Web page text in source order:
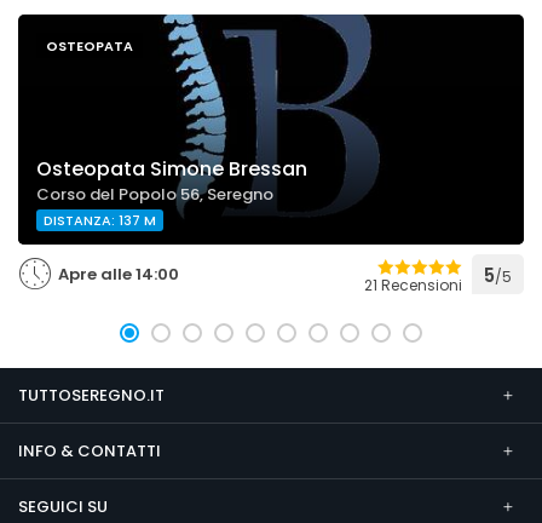
OSTEOPATA
Osteopata Simone Bressan
Corso del Popolo 56, Seregno
DISTANZA: 137 M
Apre alle 14:00 21 Recensioni 5/5
TUTTOSEREGNO.IT
INFO & CONTATTI
SEGUICI SU